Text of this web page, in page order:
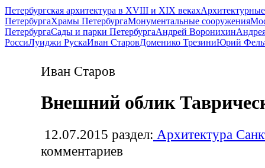
Петербургская архитектура в XVIII и XIX веках
ПетербургаХрамы ПетербургаМонументальные сооружения
ПетербургаСады и парки ПетербургаАндрей Воронихин
РоссиЛуиджи РускаИван СтаровДоменико ТрезиниЮрий
Иван Старов
Внешний облик
12.07.2015 раздел: Архитектура
комментариев